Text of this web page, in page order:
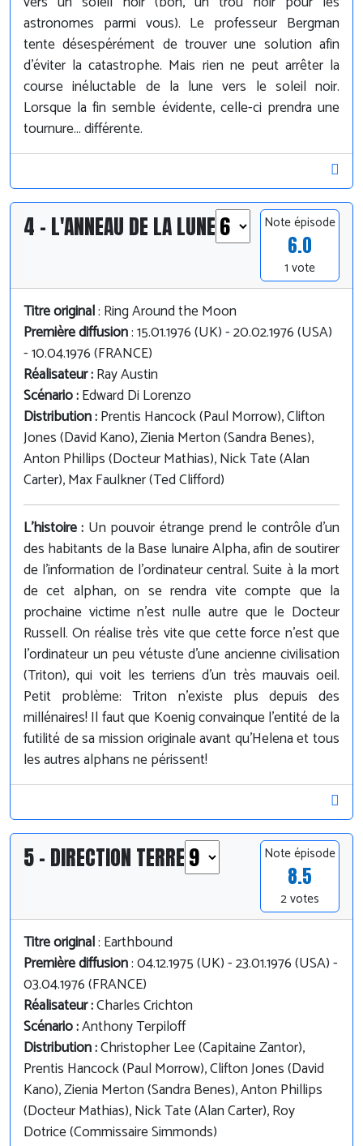
astronomes parmi vous). Le professeur Bergman
tente désespérément de trouver une solution afin
d'éviter la catastrophe. Mais rien ne peut arrêter la
course inéluctable de la lune vers le soleil noir.
Lorsque la fin semble évidente, celle-ci prendra une
tournure... différente.
4 - L'ANNEAU DE LA LUNE Note épisode
6.0
1 vote
Titre original: Ring Around the Moon
Première diffusion: 15.01.1976 (UK) - 20.02.1976 (USA)
- 10.04.1976 (FRANCE)
Réalisateur :Ray Austin
Scénario :Edward Di Lorenzo
Distribution :Prentis Hancock (Paul Morrow), Clifton
Jones (David Kano), Zienia Merton (Sandra Benes),
Anton Phillips (Docteur Mathias), Nick Tate (Alan
Carter), Max Faulkner (Ted Clifford)
L'histoire : Un pouvoir étrange prend le contrôle d'un
des habitants de la Base lunaire Alpha, afin de soutirer
de l'information de l'ordinateur central. Suite à la mort
de cet alphan, on se rendra vite compte que la
prochaine victime n'est nulle autre que le Docteur
Russell. On réalise très vite que cette force n'est que
l'ordinateur un peu vétuste d'une ancienne civilisation
(Triton), qui voit les terriens d'un très mauvais oeil.
Petit problème: Triton n'existe plus depuis des
millénaires! Il faut que Koenig convainque l'entité de la
futilité de sa mission originale avant qu'Helena et tous
les autres alphans ne périssent!
5 - DIRECTION TERRE Note épisode
8.5
2 votes
Titre original: Earthbound
Première diffusion: 04.12.1975 (UK) - 23.01.1976 (USA) -
03.04.1976 (FRANCE)
Réalisateur :Charles Crichton
Scénario :Anthony Terpiloff
Distribution :Christopher Lee (Capitaine Zantor),
Prentis Hancock (Paul Morrow), Clifton Jones (David
Kano), Zienia Merton (Sandra Benes), Anton Phillips
(Docteur Mathias), Nick Tate (Alan Carter), Roy
Dotrice (Commissaire Simmonds)